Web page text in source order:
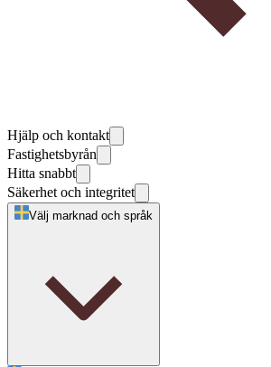
Hjälp och kontakt
Fastighetsbyrån
Hitta snabbt
Säkerhet och integritet
Välj marknad och språk